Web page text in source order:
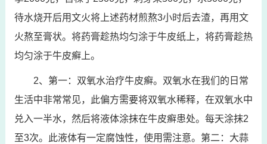
待水烧开后用文火将上述药材煎熬3小时后去渣，再用文
火熬至膏状。将药膏趁热均匀涂于牛皮纸上，将药膏趁热
均匀涂于牛皮癣上。
2、第一：双氧水治疗牛皮癣。双氧水在我们的日常
生活中非常常见，此偏方需要将双氧水稀释，在双氧水中
兑入一半水，然后将液体涂抹在牛皮癣患处。每天涂抹2
至3次。此液体有一定腐蚀性，使用需注意。第二：大蒜